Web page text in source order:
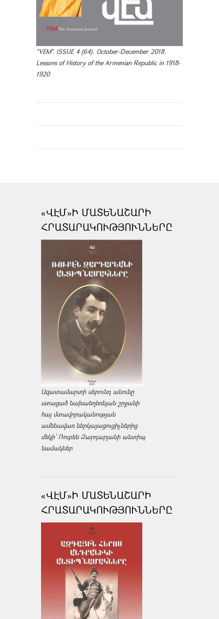
"VEM". ISSUE 4 (64). October-December 2018.
Lessons of History of the Armenian Republic in 1918-
1920
«ՎԷՄ»Ի ՄԱՏԵՆԱՇԱՐԻ
ՀՐԱՏԱՐԱԿՈՒԹՅՈՒՆՆԵՐԸ
Ազատամարտի սերունդ անունը
ստացած նախաեղեռնյան շրջանի
հայ մտավորականության
ամենավառ ներկայացուցիչներից
մեկի՝ Ռուբեն Զարդարյանի անտիպ
նամակներ
«ՎԷՄ»Ի ՄԱՏԵՆԱՇԱՐԻ
ՀՐԱՏԱՐԱԿՈՒԹՅՈՒՆՆԵՐԸ